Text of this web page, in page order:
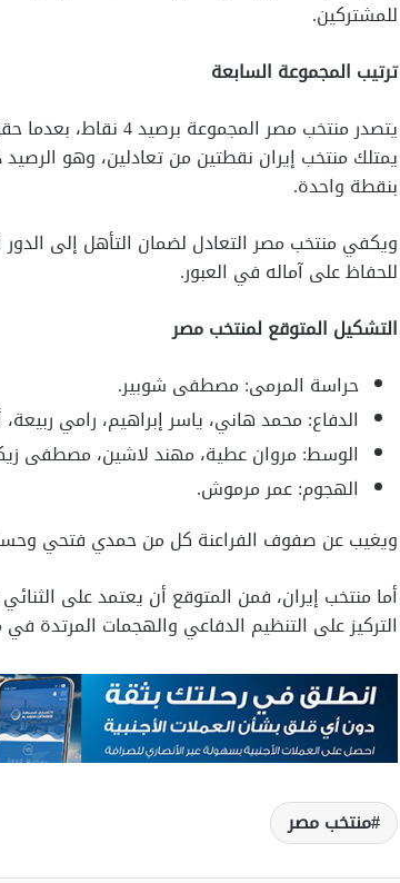
للمشتركين.
ترتيب المجموعة السابعة
يتصدر منتخب مصر
يمتلك منتخب إيران نقطتين من تعادلين، وهو الرصيد
بنقطة واحدة.
ويكفي منتخب مصر التعادل لضمان التأهل إلى الدور
للحفاظ على آماله في العبور.
التشكيل المتوقع لمنتخب مصر
حراسة المرمى: مصطفى شوبير.
الدفاع: محمد هاني، ياسر إبراهيم، رامي
الوسط: مروان عطية، مهند لاشين، مصطفى
الهجوم: عمر مرموش.
ويغيب عن صفوف الفراعنة كل من حمدي فتحي
أما منتخب إيران، فمن المتوقع أن يعتمد على
التركيز على التنظيم الدفاعي والهجمات المرتدة
منتخب مصر